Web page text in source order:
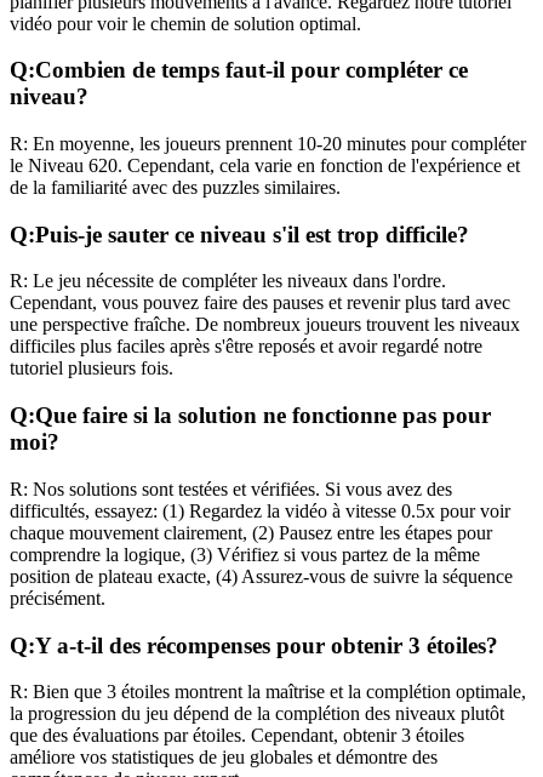
vidéo pour voir le chemin de solution optimal.
Q:Combien de temps faut-il pour compléter ce
niveau?
R: En moyenne, les joueurs prennent 10-20 minutes pour compléter
le Niveau 620. Cependant, cela varie en fonction de l'expérience et
de la familiarité avec des puzzles similaires.
Q:Puis-je sauter ce niveau s'il est trop difficile?
R: Le jeu nécessite de compléter les niveaux dans l'ordre.
Cependant, vous pouvez faire des pauses et revenir plus tard avec
une perspective fraîche. De nombreux joueurs trouvent les niveaux
difficiles plus faciles après s'être reposés et avoir regardé notre
tutoriel plusieurs fois.
Q:Que faire si la solution ne fonctionne pas pour
moi?
R: Nos solutions sont testées et vérifiées. Si vous avez des
difficultés, essayez: (1) Regardez la vidéo à vitesse 0.5x pour voir
chaque mouvement clairement, (2) Pausez entre les étapes pour
comprendre la logique, (3) Vérifiez si vous partez de la même
position de plateau exacte, (4) Assurez-vous de suivre la séquence
précisément.
Q:Y a-t-il des récompenses pour obtenir 3 étoiles?
R: Bien que 3 étoiles montrent la maîtrise et la complétion optimale,
la progression du jeu dépend de la complétion des niveaux plutôt
que des évaluations par étoiles. Cependant, obtenir 3 étoiles
améliore vos statistiques de jeu globales et démontre des